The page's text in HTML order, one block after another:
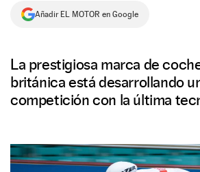
Añadir EL MOTOR en Google
La prestigiosa marca de
británica está desarrollando
competición con la última